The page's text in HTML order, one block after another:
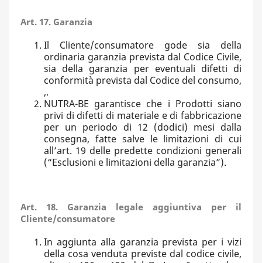
Art. 17. Garanzia
Il Cliente/consumatore gode sia della
ordinaria garanzia prevista dal Codice Civile,
sia della garanzia per eventuali difetti di
conformità prevista dal Codice del consumo,
,.
NUTRA-BE garantisce che i Prodotti siano
privi di difetti di materiale e di fabbricazione
per un periodo di 12 (dodici) mesi dalla
consegna, fatte salve le limitazioni di cui
all’art. 19 delle predette condizioni generali
(“Esclusioni e limitazioni della garanzia”).
Art. 18. Garanzia legale aggiuntiva per il
Cliente/consumatore
In aggiunta alla garanzia prevista per i vizi
della cosa venduta previste dal codice civile,